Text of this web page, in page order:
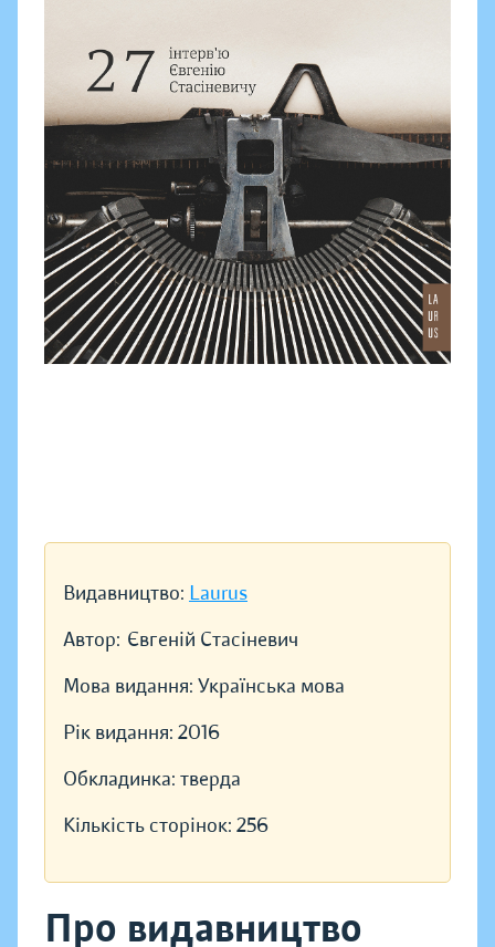
Видавництво: Laurus
Автор: Євгеній Стасіневич
Мова видання: Українська мова
Рік видання: 2016
Обкладинка: тверда
Кількість сторінок: 256
Про видавництво